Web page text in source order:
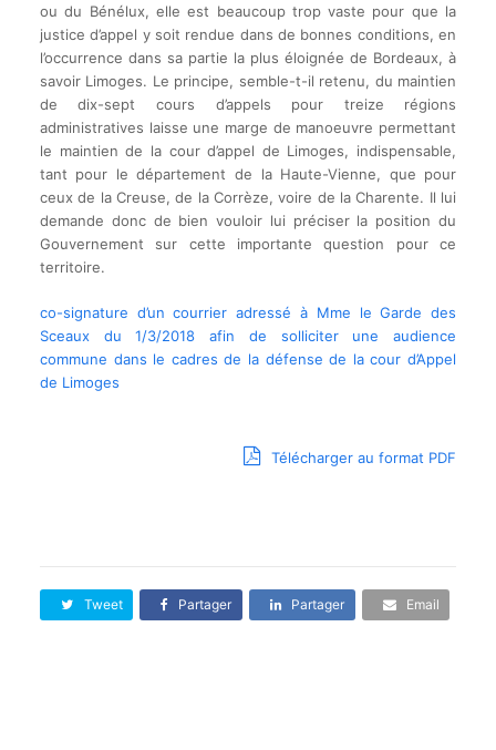
ou du Bénélux, elle est beaucoup trop vaste pour que la
justice d’appel y soit rendue dans de bonnes conditions, en
l’occurrence dans sa partie la plus éloignée de Bordeaux, à
savoir Limoges. Le principe, semble-t-il retenu, du maintien
de dix-sept cours d’appels pour treize régions
administratives laisse une marge de manoeuvre permettant
le maintien de la cour d’appel de Limoges, indispensable,
tant pour le département de la Haute-Vienne, que pour
ceux de la Creuse, de la Corrèze, voire de la Charente. Il lui
demande donc de bien vouloir lui préciser la position du
Gouvernement sur cette importante question pour ce
territoire.
co-signature d’un courrier adressé à Mme le Garde des
Sceaux du 1/3/2018 afin de solliciter une audience
commune dans le cadres de la défense de la cour d’Appel
de Limoges
Télécharger au format PDF
Tweet Partager Partager Email